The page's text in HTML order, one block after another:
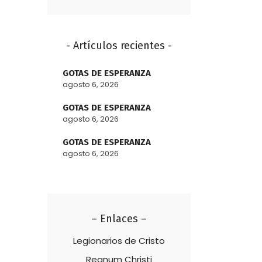
- Artículos recientes -
GOTAS DE ESPERANZA
agosto 6, 2026
GOTAS DE ESPERANZA
agosto 6, 2026
GOTAS DE ESPERANZA
agosto 6, 2026
– Enlaces –
Legionarios de Cristo
Regnum Christi